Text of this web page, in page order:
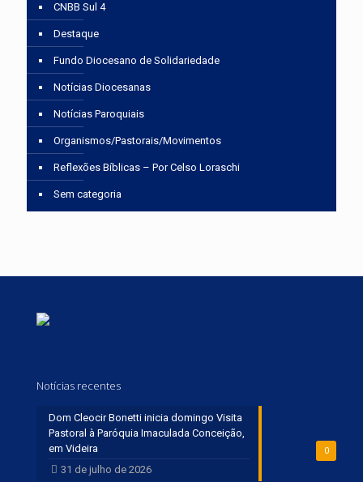
CNBB Sul 4
Destaque
Fundo Diocesano de Solidariedade
Notícias Diocesanas
Notícias Paroquiais
Organismos/Pastorais/Movimentos
Reflexões Bíblicas – Por Celso Loraschi
Sem categoria
Notícias recentes
0
Dom Cleocir Bonetti inicia domingo Visita
Pastoral à Paróquia Imaculada Conceição,
em Videira
31 de julho de 2026